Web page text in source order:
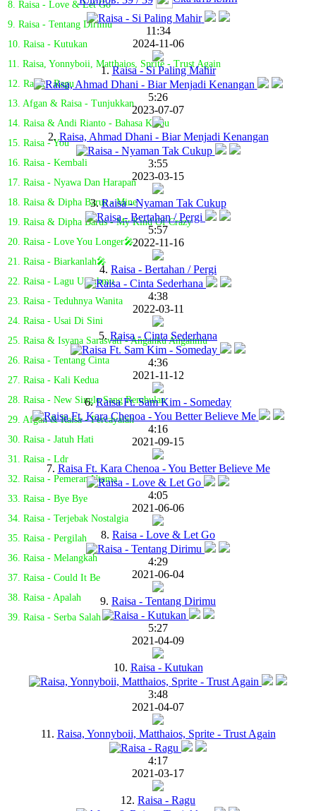
8. Raisa - Love & Let Go
9. Raisa - Tentang Dirimu
10. Raisa - Kutukan
11. Raisa, Yonnyboii, Matthaios, Sprite - Trust Again
12. Raisa - Ragu
13. Afgan & Raisa - Tunjukkan
14. Raisa & Andi Rianto - Bahasa Kalbu
15. Raisa - You
16. Raisa - Kembali
17. Raisa - Nyawa Dan Harapan
18. Raisa & Dipha Barus - Mine
19. Raisa & Dipha Barus - My Kind Of Crazy
20. Raisa - Love You Longer🎤
21. Raisa - Biarkanlah🎤
22. Raisa - Lagu Untukmu
23. Raisa - Teduhnya Wanita
24. Raisa - Usai Di Sini
25. Raisa & Isyana Sarasvati - Anganku Anganmu
26. Raisa - Tentang Cinta
27. Raisa - Kali Kedua
28. Raisa - New Single Sang Rembulan
29. Afgan & Raisa - Percayalah
30. Raisa - Jatuh Hati
31. Raisa - Ldr
32. Raisa - Pemeran Utama
33. Raisa - Bye Bye
34. Raisa - Terjebak Nostalgia
35. Raisa - Pergilah
36. Raisa - Melangkah
37. Raisa - Could It Be
38. Raisa - Apalah
39. Raisa - Serba Salah
11:34
2024-11-06
1.Raisa - Si Paling Mahir
5:26
2023-07-07
2.Raisa, Ahmad Dhani - Biar Menjadi Kenangan
3:55
2023-03-15
3.Raisa - Nyaman Tak Cukup
5:57
2022-11-16
4. Raisa - Bertahan / Pergi
4:38
2022-03-11
5. Raisa - Cinta Sederhana
4:36
2021-11-12
6.Raisa Ft. Sam Kim - Someday
4:16
2021-09-15
7. Raisa Ft. Kara Chenoa - You Better Believe Me
4:05
2021-06-06
8. Raisa - Love & Let Go
4:29
2021-06-04
9. Raisa - Tentang Dirimu
5:27
2021-04-09
10. Raisa - Kutukan
3:48
2021-04-07
11. Raisa, Yonnyboii, Matthaios, Sprite - Trust Again
4:17
2021-03-17
12. Raisa - Ragu